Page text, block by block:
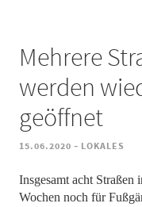
Mehrere
werden
geöffnet
15.06.2020 - LOKALES
Insgesamt acht Straßen
Wochen noch für